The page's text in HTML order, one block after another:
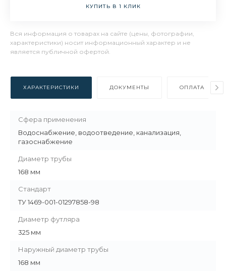
КУПИТЬ В 1 КЛИК
Вся информация о товарах на сайте (цены, фотографии,
характеристики) носит информационный характер и не
является публичной офертой.
ХАРАКТЕРИСТИКИ ДОКУМЕНТЫ ОПЛАТА
Сфера применения
Водоснабжение, водоотведение, канализация,
газоснабжение
Диаметр трубы
168 мм
Стандарт
ТУ 1469-001-01297858-98
Диаметр футляра
325 мм
Наружный диаметр трубы
168 мм